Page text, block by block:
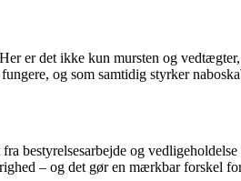
er det ikke kun mursten og
og som samtidig styrker
og
– og det gør en mærkbar forskel